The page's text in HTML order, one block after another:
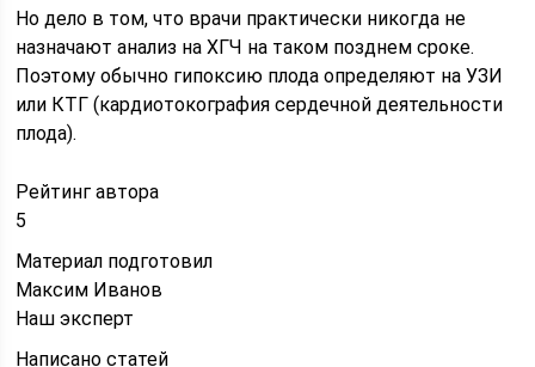
Но дело в том, что врачи практически никогда не
назначают анализ на ХГЧ на таком позднем сроке.
Поэтому обычно гипоксию плода определяют на УЗИ
или КТГ (кардиотокография сердечной деятельности
плода).
Рейтинг автора
5
Материал подготовил
Максим Иванов
Наш эксперт
Написано статей